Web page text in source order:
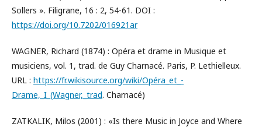
Sollers ». Filigrane, 16 : 2, 54-61. DOI :
https://doi.org/10.7202/016921ar
WAGNER, Richard (1874) : Opéra et drame in Musique et
musiciens, vol. 1, trad. de Guy Charnacé. Paris, P. Lethielleux.
URL : https://fr.wikisource.org/wiki/Opéra_et_-
Drame,_I_(Wagner,_trad. Charnacé)
ZATKALIK, Milos (2001) : «Is there Music in Joyce and Where